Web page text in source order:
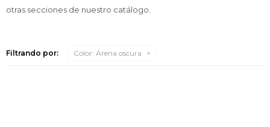
otras secciones de nuestro catálogo.
Filtrando por: Color: Arena oscura